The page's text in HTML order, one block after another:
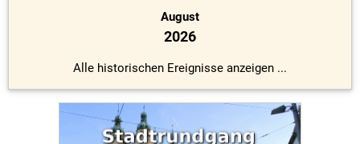
August
2026
Alle historischen Ereignisse anzeigen ...